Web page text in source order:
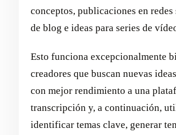
conceptos, publicaciones en
de blog e ideas para series de
Esto funciona excepcionalmente
creadores que buscan nuevas
con mejor rendimiento a una
transcripción y, a continuación,
identificar temas clave, generar